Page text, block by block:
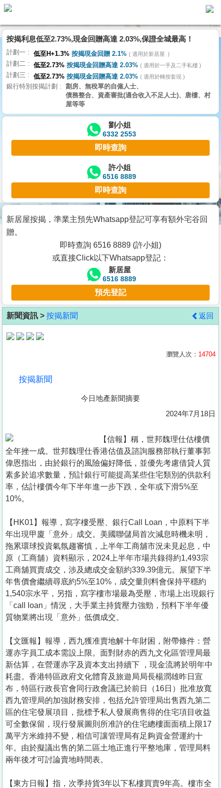
代
理
主
頁
搵
樓/
交
業
主
宅
谷
按
客
地
產
置
業
手
冊
於
我
們
按揭利息低至2.73%,現金回贈高達 2.03%,保證全城最高！
計劃一 低至H+1.3% 按揭現金回贈 2.1% 適用於新居屋
計劃二 低至2.73% 按揭現金回贈高達 2.03% 適用於一手及二手私樓
計劃三 低至2.73% 按揭現金回贈高達 2.03% 適用於轉按套現
銀行特別按揭計劃
劏房、無稅單的自僱人士、
債務整合、資產審批(適合收入不足人士)、唐樓、村
屋等等
劉小姐
6332 2553
即時查詢
許小姐
6516 8889
即時查詢
新居屋按揭，準業主預先Whatsapp登記可享有額外宅谷回
贈。
即時查詢 6516 8889 (許小姐)
或直接Click以下Whatsapp登記：
新居屋
6516 8889
預先登記
新聞資訊 > 按揭新聞 返回
瀏覽人次： 14704
按揭新聞
今日地產新聞摘要
2024年7月18日
【信報】稱，世邦魏理仕估樓價
全年挫一成。世邦魏理仕香港估值及諮詢服務部執行董事郭
偉恩指出，由於銀行的風險偏好降低，並優先考慮借貸人質
素多於追求數量，預計銀行可能提高某些住宅類別的供款利
率，估計樓價今年下半年進一步下跌，全年或下滑5%至
10%。
【HK01】報導，寫字樓受壓、銀行Call Loan，中原料下半
年出現甲廈「意外」成交。美國聯儲局首次減息時機未明，
拖累環球投資氣氛趨審慎，上半年工商舖市況未見起息，中
原（工商舖）資料顯示，2024上半年市場共錄得約1,493宗
工商舖買賣成交，涉及總成交金額約339.39億元。展望下半
年售價會繼續尋底約5%至10%，成交量則料會保持平穩約
1,540宗水平，另指，寫字樓市場最為受壓，市場上出現銀行
「call loan」情況，大手業主持貨壓力強勁，預料下半年優
質物業將出現「意外」低價成交。
【文匯報】報導，西九獲准賣地解十年財困，附帶條件：營
運赤字員工成本需設上限。面對財赤的西九文化區管理局最
新估算，在營運赤字及資本支出持續下 ，現金流將於明年中
耗盡。香港特區政府文化體育及旅遊局局長楊潤雄昨日宣
布，特區行政長官會同行政會議已於前日（16日）批准放寬
西九管理局的加強財務安排，包括允許管理局出售西九第二
區的住宅發展項目，批標予私人發展商售得的住宅項目收益
可全數保留，現行發展圖則所准許的住宅總樓面面積上限17
萬平方米維持不變，相信可讓管理局有足夠資金營運約十
年。由於擬議出售的第二區土地正進行平整地庫，管理局料
兩年後才可討論賣地時間表。
【東方日報】指，次季持貨3年以下私樓買賣9年高。樓市全